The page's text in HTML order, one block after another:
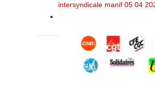
intersyndicale manif 05 04